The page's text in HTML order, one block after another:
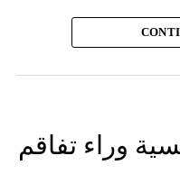
في الكرملين، حيث
وأبرز الشخصيات
شاهد عرضاً عسكريّاً،
البطريرك كيريل الذي
التي سخّرك لها»،
وراء تفاقم